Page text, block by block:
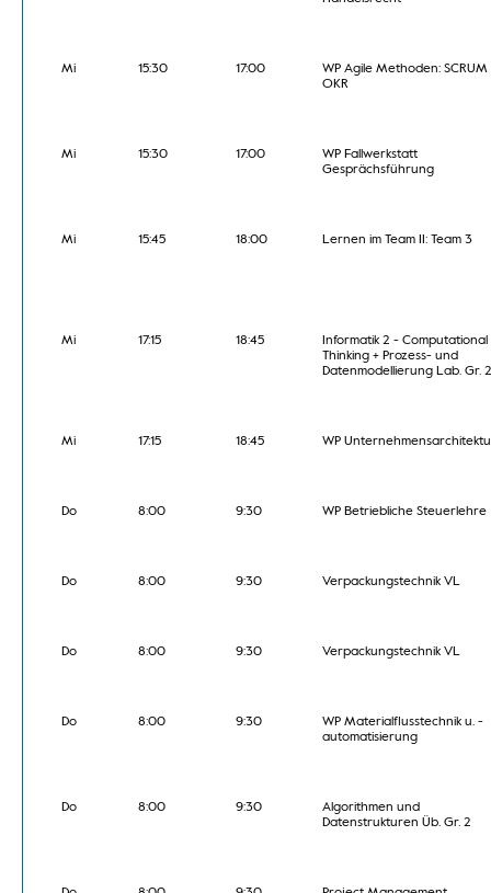
Mi 15:30 17:00
WP Agile Methoden:
OKR
Mi 15:30 17:00
WP Fallwerkstatt
Gesprächsführung
Mi 15:45 18:00 Lernen im Team II: Team 3
Mi 17:15 18:45
Informatik 2 - Computational
Thinking + Prozess- und
Datenmodellierung Lab. Gr. 2
Mi 17:15 18:45 WP
Do 8:00 9:30 WP Betriebliche Steuerlehre
Do 8:00 9:30 Verpackungstechnik VL
Do 8:00 9:30 Verpackungstechnik VL
Do 8:00 9:30
WP Materialflusstechnik u. -
automatisierung
Do 8:00 9:30
Algorithmen und
Datenstrukturen Üb. Gr. 2